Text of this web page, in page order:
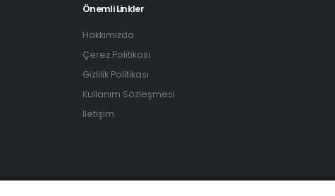
Önemli Linkler
Hakkımızda
Çerez Politikası
Gizlilik Politikası
Kullanım Sözleşmesi
İletişim